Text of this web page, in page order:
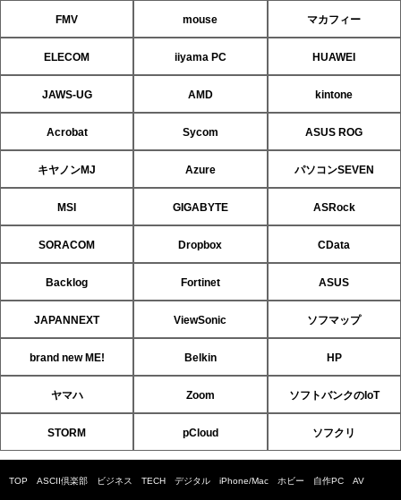
FMV mouse マカフィー
ELECOM iiyama PC HUAWEI
JAWS-UG AMD kintone
Acrobat Sycom ASUS ROG
キヤノンMJ Azure パソコンSEVEN
MSI GIGABYTE ASRock
SORACOM Dropbox CData
Backlog Fortinet ASUS
JAPANNEXT ViewSonic ソフマップ
brand new ME! Belkin HP
ヤマハ Zoom ソフトバンクのIoT
STORM pCloud ソフクリ
TOP ASCII倶楽部 ビジネス TECH デジタル iPhone/Mac ホビー 自作PC AV